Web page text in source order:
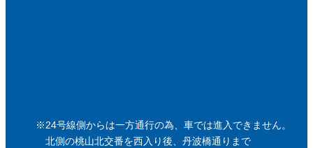
※24号線側からは一方通行の為、車では進入できません。
北側の桃山北交番を西入り後、丹波橋通りまで